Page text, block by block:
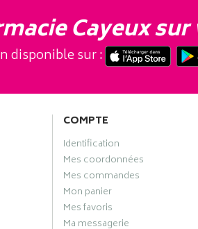
Cayeux
disponible sur :
COMPTE
Identification
Mes coordonnées
Mes commandes
Mon panier
Mes favoris
Ma messagerie